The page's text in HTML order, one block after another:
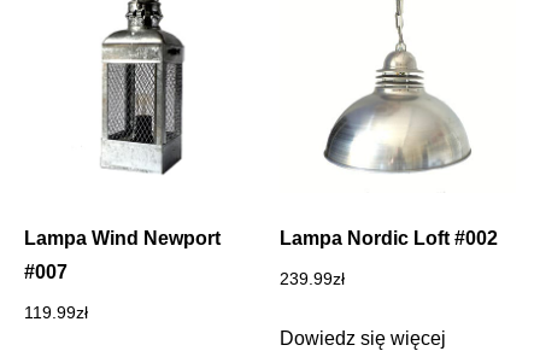
Lampa Wind Newport
#007
119.99zł
Lampa Nordic Loft #002
239.99zł
Dowiedz się więcej